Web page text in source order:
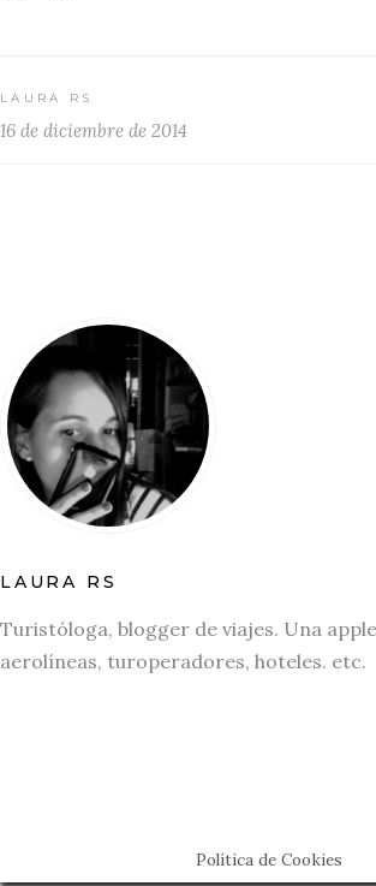
LAURA RS
16 de diciembre de 2014
LAURA RS
Turistóloga, blogger de viajes. Una
aerolíneas, turoperadores, hoteles. etc.
Política de Cookies